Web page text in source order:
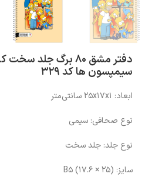
دفتر مشق 80 برگ جلد
سیمپسون ها کد 329
ابعاد: ۲۵x۱۷x۱ سانتی‌متر
نوع صحافی: سیمی
نوع جلد: جلد سخت
سایز: (۲۵ × ۱۷.۶) B۵